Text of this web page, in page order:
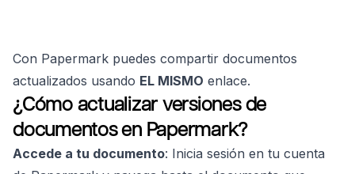
Con Papermark puedes compartir documentos
actualizados usando EL MISMO enlace.
¿Cómo actualizar versiones de
documentos en Papermark?
Accede a tu documento: Inicia sesión en tu cuenta